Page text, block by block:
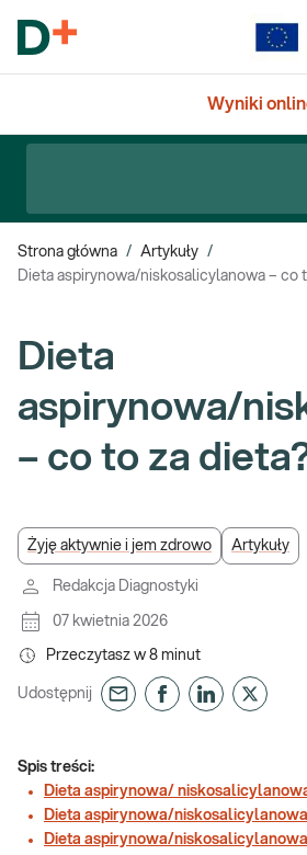
Wyniki
Strona główna / Artykuły /
Dieta aspirynowa/niskosalicylanowa – co
Dieta
aspirynowa/
– co to za
Żyję aktywnie i jem zdrowo Artykuły
Redakcja Diagnostyki
07 kwietnia 2026
Przeczytasz w 8 minut
Udostępnij
Spis treści:
Dieta aspirynowa/
Dieta aspirynowa/
Dieta aspirynowa/